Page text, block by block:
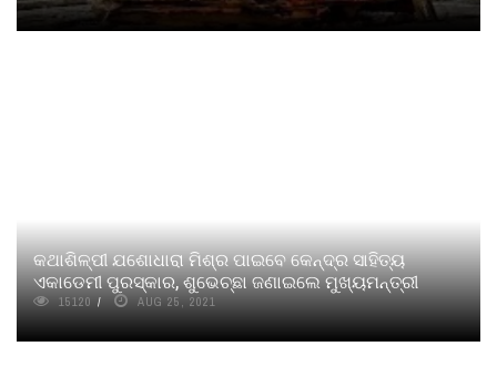
କଥାଶିଳ୍ପୀ ଯଶୋଧାରା ମିଶ୍ର ପାଇବେ କେନ୍ଦ୍ର ସାହିତ୍ୟ
ଏକାଡେମୀ ପୁରସ୍କାର, ଶୁଭେଚ୍ଛା ଜଣାଇଲେ ମୁଖ୍ୟମନ୍ତ୍ରୀ
15120 AUG 25, 2021